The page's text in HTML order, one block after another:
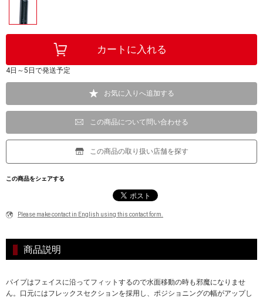
4日～5日で発送予定
お気に入りへ追加する
この商品について問い合わせる
この商品の取り扱い店舗を探す
この商品をシェアする
Please make contact in English using this contact form.
商品説明
パイプはフェイスに沿ってフィットするので水面移動の時も邪魔になりませ
ん。口元にはフレックスセクションを採用し、ポジショニングの幅がアップし